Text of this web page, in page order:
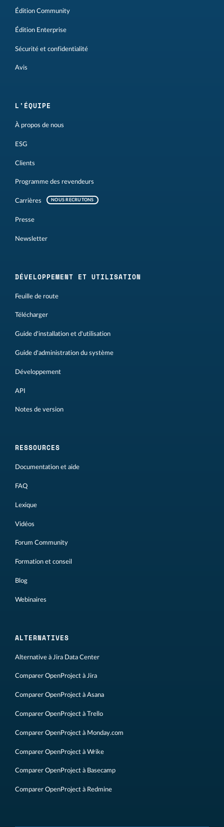
Édition Community
Édition Enterprise
Sécurité et confidentialité
Avis
L'ÉQUIPE
À propos de nous
ESG
Clients
Programme des revendeurs
Carrières NOUS RECRUTONS
Presse
Newsletter
DÉVELOPPEMENT ET UTILISATION
Feuille de route
Télécharger
Guide d'installation et d'utilisation
Guide d'administration du système
Développement
API
Notes de version
RESSOURCES
Documentation et aide
FAQ
Lexique
Vidéos
Forum Community
Formation et conseil
Blog
Webinaires
ALTERNATIVES
Alternative à Jira Data Center
Comparer OpenProject à Jira
Comparer OpenProject à Asana
Comparer OpenProject à Trello
Comparer OpenProject à Monday.com
Comparer OpenProject à Wrike
Comparer OpenProject à Basecamp
Comparer OpenProject à Redmine